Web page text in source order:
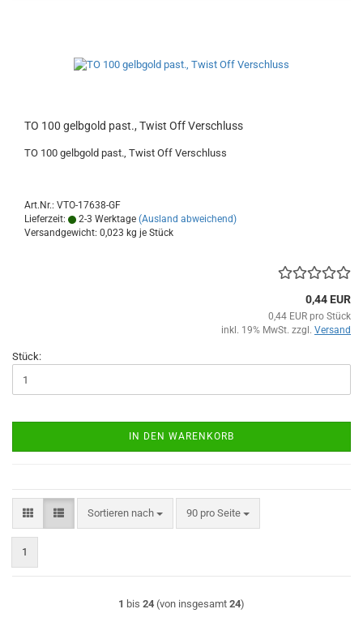
TO 100 gelbgold past., Twist Off Verschluss
TO 100 gelbgold past., Twist Off Verschluss
Art.Nr.: VTO-17638-GF
Lieferzeit:
2-3 Werktage (Ausland abweichend)
Versandgewicht: 0,023 kg je Stück
0,44 EUR
0,44 EUR pro Stück
inkl. 19% MwSt. zzgl. Versand
Stück:
IN DEN WARENKORB
Sortieren nach
Sortieren nach 90 pro Seite
pro Seite
1
1 bis 24 (von insgesamt 24)